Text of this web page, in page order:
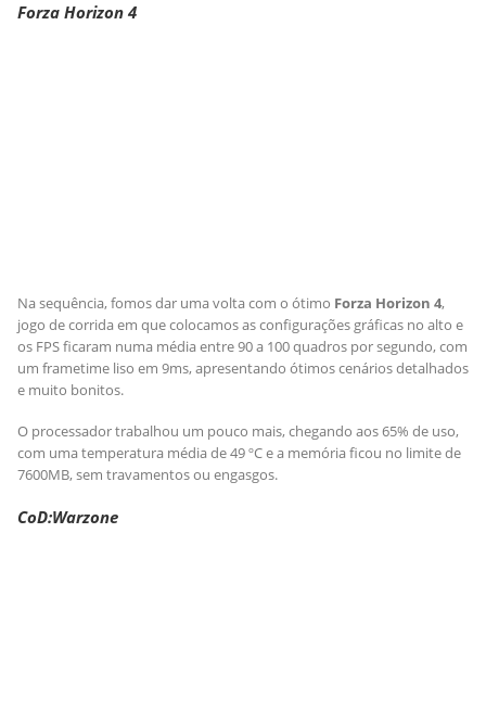
Forza Horizon 4
Na sequência, fomos dar uma volta com o ótimo Forza Horizon 4,
jogo de corrida em que colocamos as configurações gráficas no alto e
os FPS ficaram numa média entre 90 a 100 quadros por segundo, com
um frametime liso em 9ms, apresentando ótimos cenários detalhados
e muito bonitos.
O processador trabalhou um pouco mais, chegando aos 65% de uso,
com uma temperatura média de 49 ºC e a memória ficou no limite de
7600MB, sem travamentos ou engasgos.
CoD:Warzone